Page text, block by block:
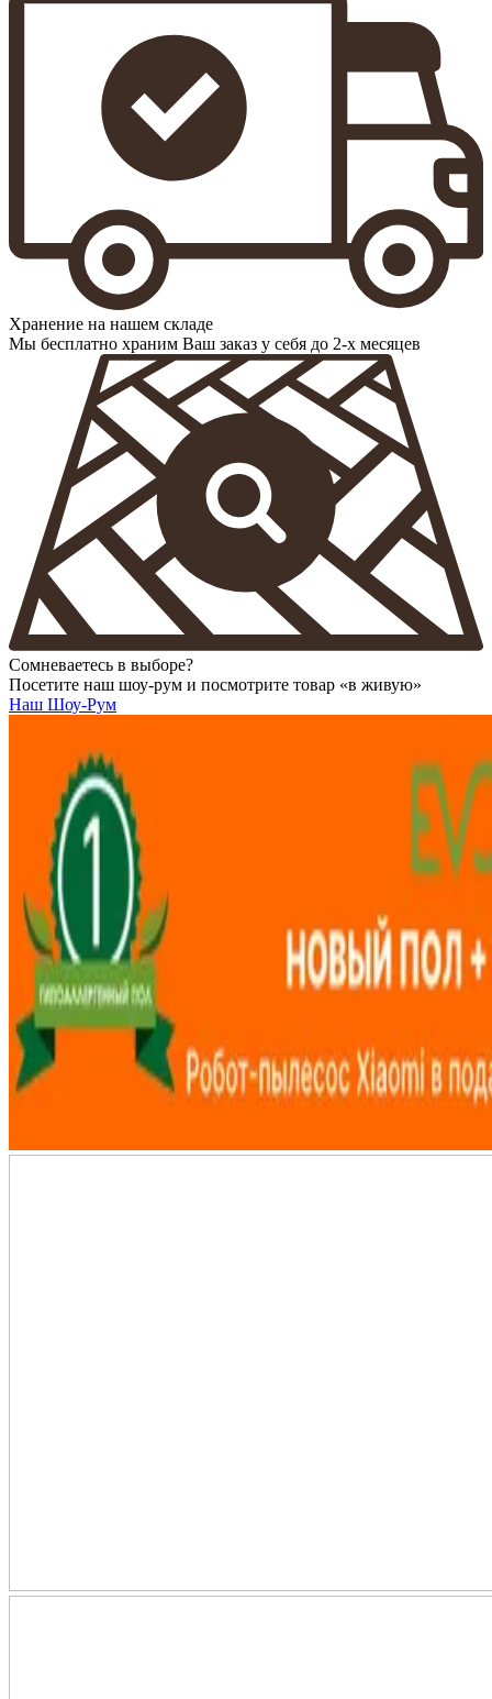
Хранение на нашем складе
Мы бесплатно храним Ваш заказ у себя до 2-х месяцев
Сомневаетесь в выборе?
Посетите наш шоу-рум и посмотрите товар «в живую»
Наш Шоу-Рум